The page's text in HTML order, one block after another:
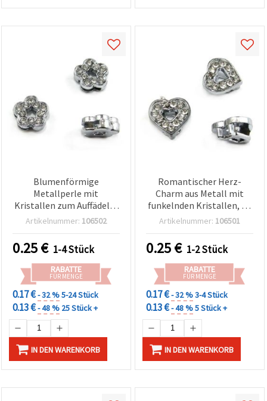
Blumenförmige
Metallperle mit
Kristallen zum Auffädeln,
10 mm, Loch: 8 mm
Artikelnummer: 106502
0.25€ 1-4 Stück
RABATTE
FÜR MENGE
0.17 €- 32 %5-24 Stück
0.13 €- 48 % 25 Stück +
IN DEN WARENKORB
Romantischer Herz-
Charm aus Metall mit
funkelnden Kristallen, 10
mm, Lochdurchmesser 8
Schmuck & Basteln
Artikelnummer: 106501
0.25€ 1-2 Stück
RABATTE
FÜR MENGE
0.17 €- 32 %3-4 Stück
0.13 €- 48 %5 Stück +
IN DEN WARENKORB